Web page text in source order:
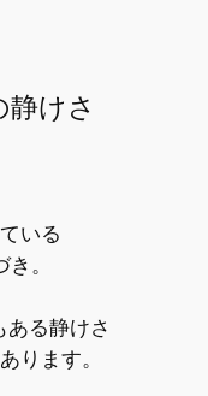
けさ
いる
。
ある静けさ
ります。